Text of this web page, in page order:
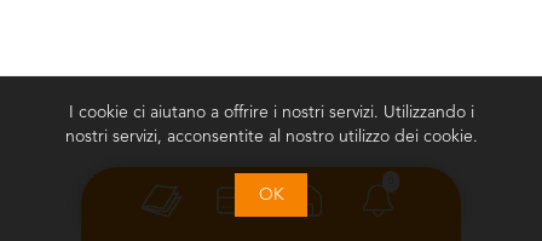
I cookie ci aiutano a offrire i nostri servizi. Utilizzando i
nostri servizi, acconsentite al nostro utilizzo dei cookie.
OK